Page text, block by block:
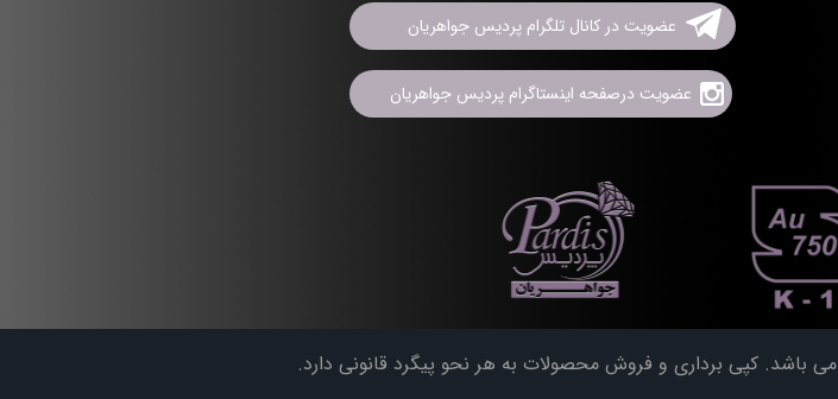
می باشد. کپی برداری و فروش محصولات به هر نحو پیگرد قانونی دارد.
عضویت در کانال تلگرام پردیس جواهریان
عضویت درصفحه اینستاگرام پردیس جواهریان